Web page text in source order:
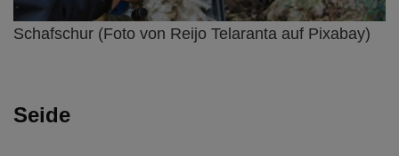
Schafschur (Foto von Reijo Telaranta auf Pixabay)
Seide